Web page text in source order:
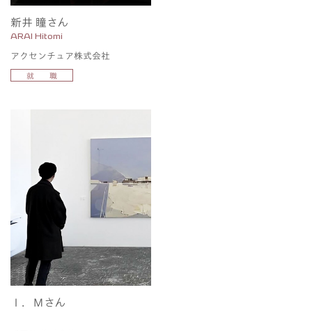
新井 瞳さん
ARAI Hitomi
アクセンチュア株式会社
就 職
Ｉ．Ｍさん